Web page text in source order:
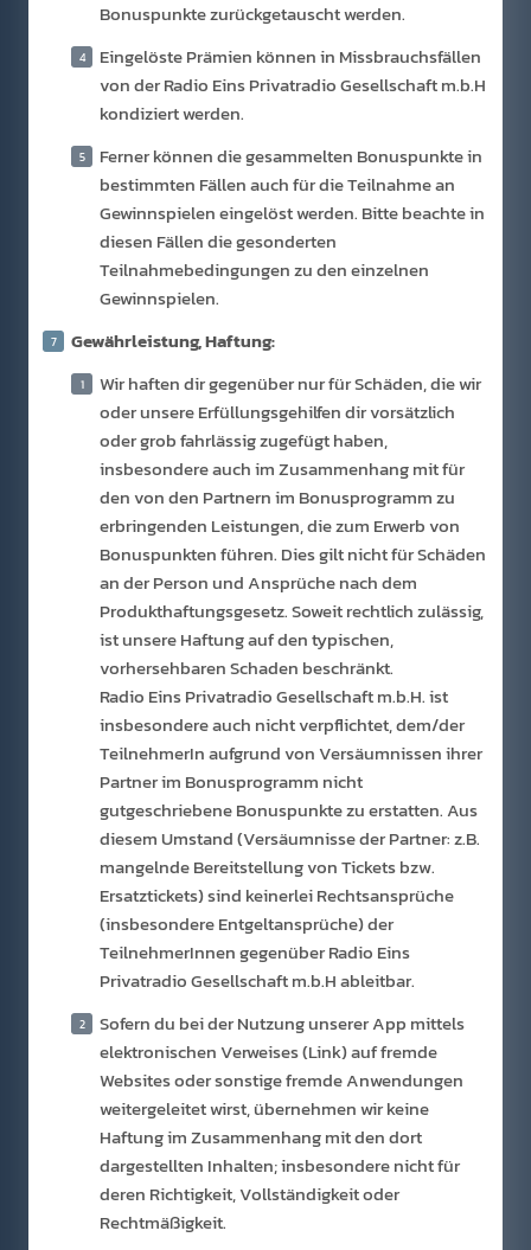
Bonuspunkte zurückgetauscht werden.
Eingelöste Prämien können in Missbrauchsfällen
von der Radio Eins Privatradio Gesellschaft m.b.H
kondiziert werden.
Ferner können die gesammelten Bonuspunkte in
bestimmten Fällen auch für die Teilnahme an
Gewinnspielen eingelöst werden. Bitte beachte in
diesen Fällen die gesonderten
Teilnahmebedingungen zu den einzelnen
Gewinnspielen.
Gewährleistung, Haftung:
Wir haften dir gegenüber nur für Schäden, die wir
oder unsere Erfüllungsgehilfen dir vorsätzlich
oder grob fahrlässig zugefügt haben,
insbesondere auch im Zusammenhang mit für
den von den Partnern im Bonusprogramm zu
erbringenden Leistungen, die zum Erwerb von
Bonuspunkten führen. Dies gilt nicht für Schäden
an der Person und Ansprüche nach dem
Produkthaftungsgesetz. Soweit rechtlich zulässig,
ist unsere Haftung auf den typischen,
vorhersehbaren Schaden beschränkt.
Radio Eins Privatradio Gesellschaft m.b.H. ist
insbesondere auch nicht verpflichtet, dem/der
TeilnehmerIn aufgrund von Versäumnissen ihrer
Partner im Bonusprogramm nicht
gutgeschriebene Bonuspunkte zu erstatten. Aus
diesem Umstand (Versäumnisse der Partner: z.B.
mangelnde Bereitstellung von Tickets bzw.
Ersatztickets) sind keinerlei Rechtsansprüche
(insbesondere Entgeltansprüche) der
TeilnehmerInnen gegenüber Radio Eins
Privatradio Gesellschaft m.b.H ableitbar.
Sofern du bei der Nutzung unserer App mittels
elektronischen Verweises (Link) auf fremde
Websites oder sonstige fremde Anwendungen
weitergeleitet wirst, übernehmen wir keine
Haftung im Zusammenhang mit den dort
dargestellten Inhalten; insbesondere nicht für
deren Richtigkeit, Vollständigkeit oder
Rechtmäßigkeit.